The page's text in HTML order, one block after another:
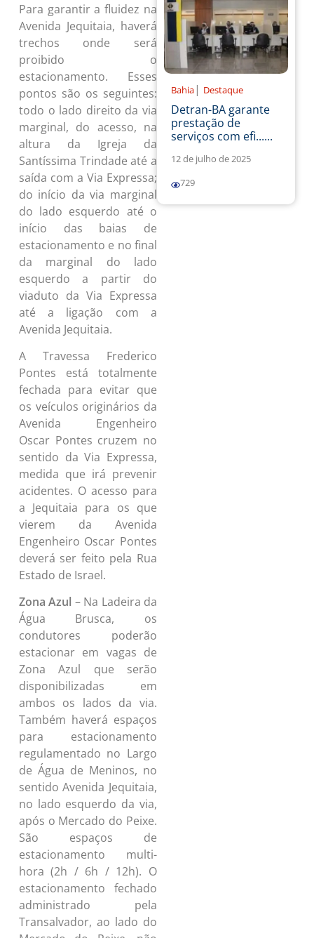
Para garantir a fluidez na
Avenida Jequitaia, haverá
trechos onde será
proibido o
estacionamento. Esses
pontos são os seguintes:
todo o lado direito da via
marginal, do acesso, na
altura da Igreja da
Santíssima Trindade até a
saída com a Via Expressa;
do início da via marginal
do lado esquerdo até o
início das baias de
estacionamento e no final
da marginal do lado
esquerdo a partir do
viaduto da Via Expressa
até a ligação com a
Avenida Jequitaia.
A Travessa Frederico
Pontes está totalmente
fechada para evitar que
os veículos originários da
Avenida Engenheiro
Oscar Pontes cruzem no
sentido da Via Expressa,
medida que irá prevenir
acidentes. O acesso para
a Jequitaia para os que
vierem da Avenida
Engenheiro Oscar Pontes
deverá ser feito pela Rua
Estado de Israel.
Zona Azul – Na Ladeira da
Água Brusca, os
condutores poderão
estacionar em vagas de
Zona Azul que serão
disponibilizadas em
ambos os lados da via.
Também haverá espaços
para estacionamento
regulamentado no Largo
de Água de Meninos, no
sentido Avenida Jequitaia,
no lado esquerdo da via,
após o Mercado do Peixe.
São espaços de
estacionamento multi-
hora (2h / 6h / 12h). O
estacionamento fechado
administrado pela
Transalvador, ao lado do
Bahia | Destaque
Detran-BA garante
prestação de
serviços com efi......
12 de julho de 2025
729